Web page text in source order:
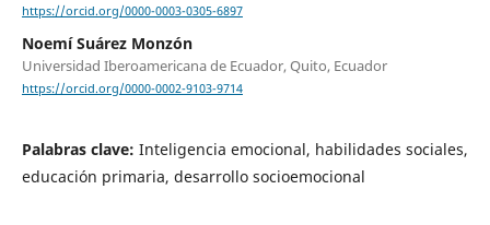
https://orcid.org/0000-0003-0305-6897
Noemí Suárez Monzón
Universidad Iberoamericana de Ecuador, Quito, Ecuador
https://orcid.org/0000-0002-9103-9714
Palabras clave: Inteligencia emocional, habilidades sociales,
educación primaria, desarrollo socioemocional